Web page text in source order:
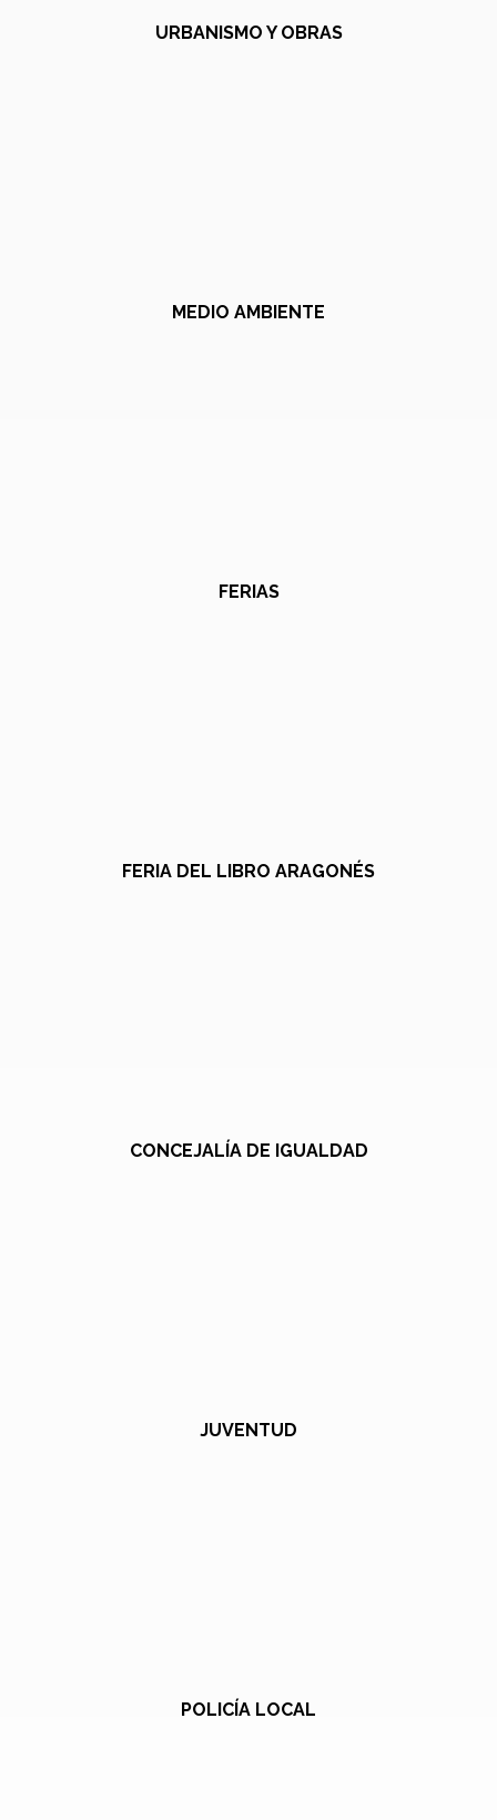
URBANISMO Y OBRAS
MEDIO AMBIENTE
FERIAS
FERIA DEL LIBRO ARAGONÉS
CONCEJALÍA DE IGUALDAD
JUVENTUD
POLICÍA LOCAL